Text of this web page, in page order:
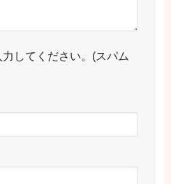
してください。(スパム